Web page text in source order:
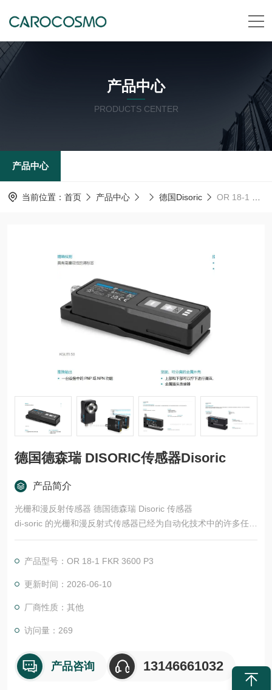
产品中心
PRODUCTS CENTER
产品中心
当前位置： 首页 产品中心 德国Disoric OR 18-1 FKR 3600 P3德国德森瑞 DISORIC传感器Disoric
德国德森瑞 DISORIC传感器Disoric
产品简介
光栅和漫反射传感器 德国德森瑞 Disoric 传感器
di-soric 的光栅和漫反射式传感器已经为自动化技术中的许多任务
领域开发了多种型号和功能原理。这些产品适用于快速、安全的
器.LHT 41 M 0.2 G3-T3德国德森瑞 DISORIC传感器Disoric
产品型号：OR 18-1 FKR 3600 P3
更新时间：2026-06-10
厂商性质：其他
访问量：269
产品咨询 13146661032